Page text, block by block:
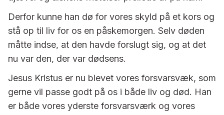
Derfor kunne han dø for vores skyld på et kors og
stå op til liv for os en påskemorgen. Selv døden
måtte indse, at den havde forslugt sig, og at det
nu var den, der var dødsens.
Jesus Kristus er nu blevet vores forsvarsvæk, som
gerne vil passe godt på os i både liv og død. Han
er både vores yderste forsvarsværk og vores